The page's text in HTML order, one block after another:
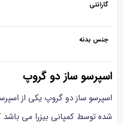
بدنه
ساز دو گروپ
ساز دو گروپ یکی از
توسط کمپانی بیزرا می باشد که